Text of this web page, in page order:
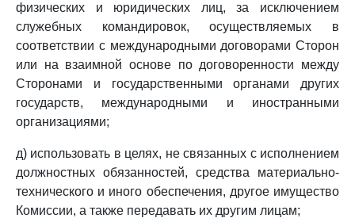
физических и юридических лиц, за исключением
служебных командировок, осуществляемых в
соответствии с международными договорами Сторон
или на взаимной основе по договоренности между
Сторонами и государственными органами других
государств, международными и иностранными
организациями;
д) использовать в целях, не связанных с исполнением
должностных обязанностей, средства материально-
технического и иного обеспечения, другое имущество
Комиссии, а также передавать их другим лицам;